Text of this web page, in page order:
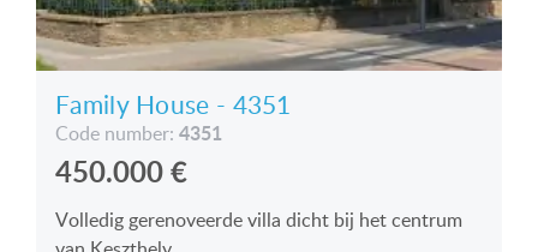
Family House - 4351
Code number: 4351
450.000€
Volledig gerenoveerde villa dicht bij het centrum